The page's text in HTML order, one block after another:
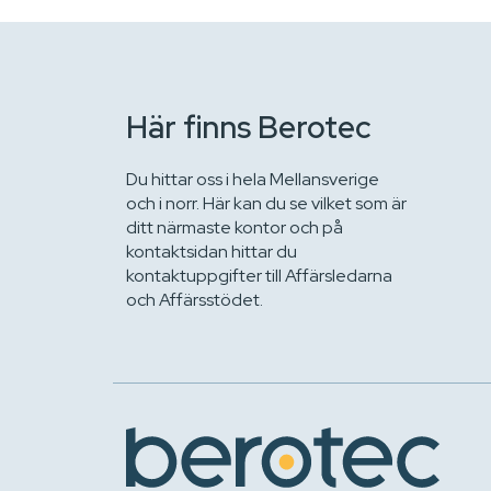
Här finns Berotec
Du hittar oss i hela Mellansverige
och i norr. Här kan du se vilket som är
ditt närmaste kontor och på
kontaktsidan hittar du
kontaktuppgifter till Affärsledarna
och Affärsstödet.